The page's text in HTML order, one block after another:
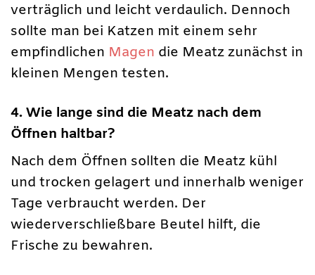
verträglich und leicht verdaulich. Dennoch
sollte man bei Katzen mit einem sehr
empfindlichen Magen die Meatz zunächst in
kleinen Mengen testen.
4. Wie lange sind die Meatz nach dem
Öffnen haltbar?
Nach dem Öffnen sollten die Meatz kühl
und trocken gelagert und innerhalb weniger
Tage verbraucht werden. Der
wiederverschließbare Beutel hilft, die
Frische zu bewahren.